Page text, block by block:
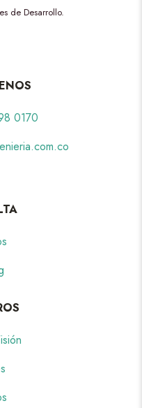
de Desarrollo.
0170